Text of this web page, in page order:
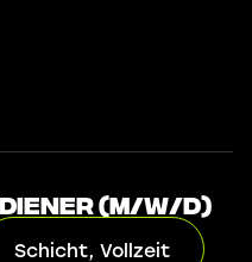
(m/w/d)
Schicht, Vollzeit